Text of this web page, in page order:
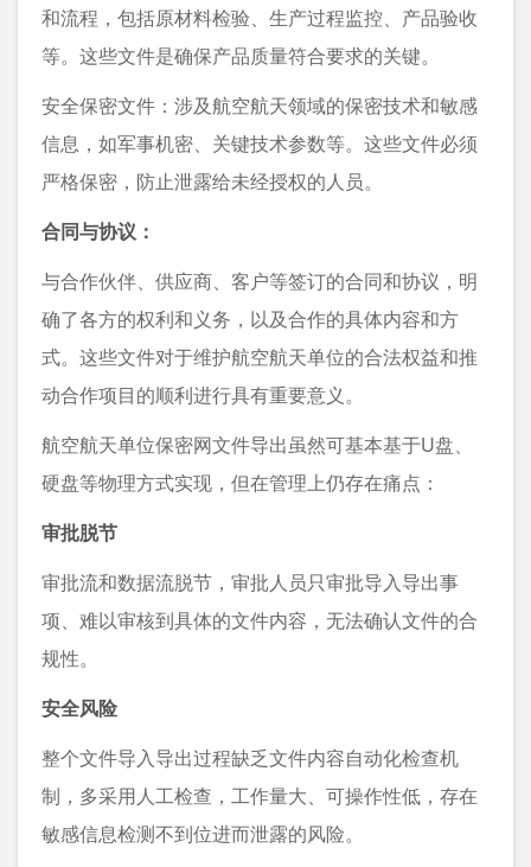
和流程，包括原材料检验、生产过程监控、产品验收
等。这些文件是确保产品质量符合要求的关键。
安全保密文件：涉及航空航天领域的保密技术和敏感
信息，如军事机密、关键技术参数等。这些文件必须
严格保密，防止泄露给未经授权的人员。
合同与协议：
与合作伙伴、供应商、客户等签订的合同和协议，明
确了各方的权利和义务，以及合作的具体内容和方
式。这些文件对于维护航空航天单位的合法权益和推
动合作项目的顺利进行具有重要意义。
航空航天单位保密网文件导出虽然可基本基于U盘、
硬盘等物理方式实现，但在管理上仍存在痛点：
审批脱节
审批流和数据流脱节，审批人员只审批导入导出事
项、难以审核到具体的文件内容，无法确认文件的合
规性。
安全风险
整个文件导入导出过程缺乏文件内容自动化检查机
制，多采用人工检查，工作量大、可操作性低，存在
敏感信息检测不到位进而泄露的风险。